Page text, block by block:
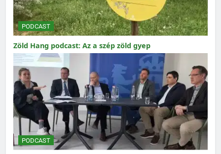
PODCAST
Zöld Hang podcast: Az a szép zöld gyep
PODCAST